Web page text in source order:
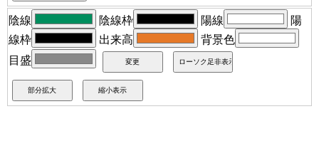
陰線 陰線枠 陽線
陽
線枠
出来高
背景色
目盛